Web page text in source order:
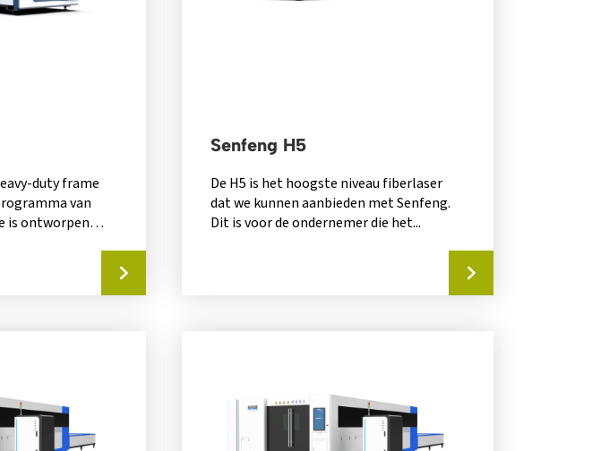
duty frame
van
is ontworpen
Senfeng H5
De H5 is het hoogste niveau fiberlaser
dat we kunnen aanbieden met Senfeng.
Dit is voor de ondernemer die het...